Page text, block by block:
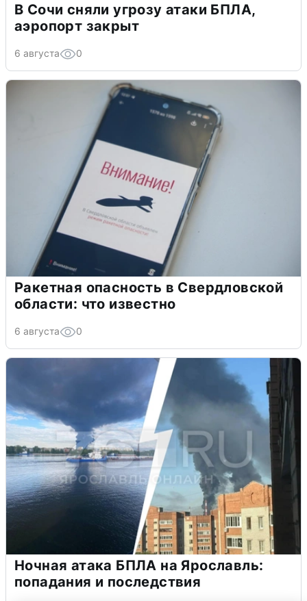
В Сочи сняли угрозу атаки БПЛА,
аэропорт закрыт
6 августа 0
Ракетная опасность в Свердловской
области: что известно
6 августа 0
Ночная атака БПЛА на Ярославль:
попадания и последствия